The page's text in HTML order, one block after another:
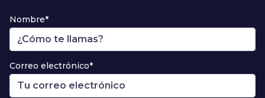
Nombre*
Correo electrónico*